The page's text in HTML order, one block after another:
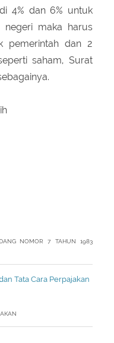
4% dan 6% untuk
maka harus
pemerintah dan 2
saham, Surat
NOMOR 7 TAHUN 1983
Tata Cara Perpajakan